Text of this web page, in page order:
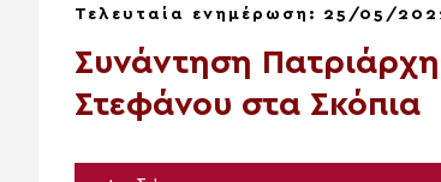
Τελευταία ενημέρωση: 25/05/
Συνάντηση
Στεφάνου στα Σκόπια